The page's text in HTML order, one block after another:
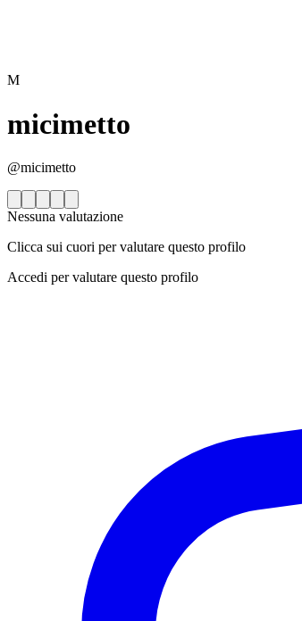
M
micimetto
@micimetto
Nessuna valutazione
Clicca sui cuori per valutare questo profilo
Accedi per valutare questo profilo